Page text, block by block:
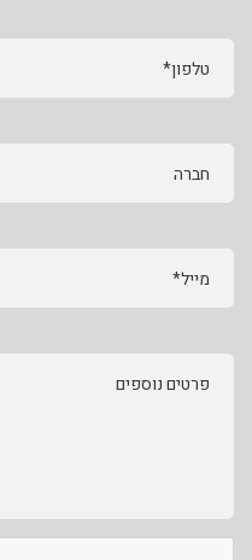
טלפון*
חברה
מייל*
פרטים נוספים